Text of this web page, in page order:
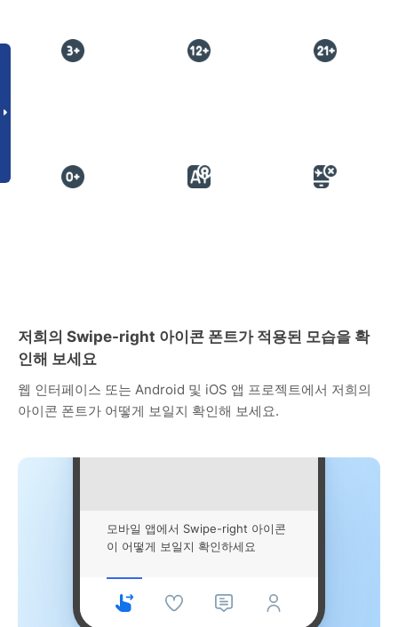
저희의 Swipe-right 아이콘 폰트가 적용된 모습을 확
인해 보세요
웹 인터페이스 또는 Android 및 iOS 앱 프로젝트에서 저희의
아이콘 폰트가 어떻게 보일지 확인해 보세요.
모바일 앱에서 Swipe-right 아이콘
이 어떻게 보일지 확인하세요